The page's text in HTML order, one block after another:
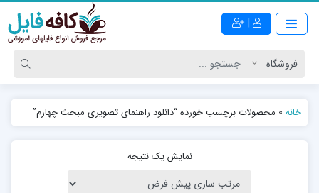
|
خانه» محصولات برچسب خورده “دانلود راهنمای تصویری مبحث چهارم”
نمایش یک نتیجه